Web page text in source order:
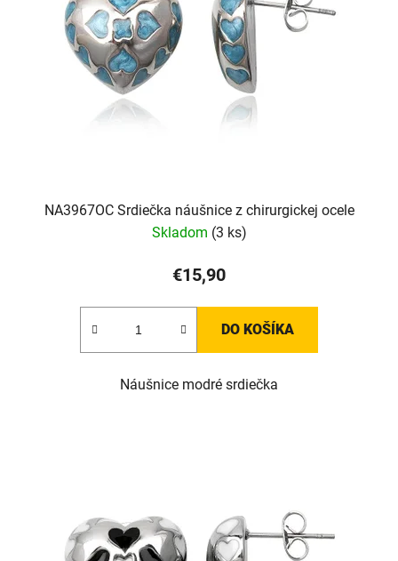
NA3967OC Srdiečka náušnice z chirurgickej ocele
Skladom (3 ks)
€15,90
DO KOŠÍKA
Náušnice modré srdiečka